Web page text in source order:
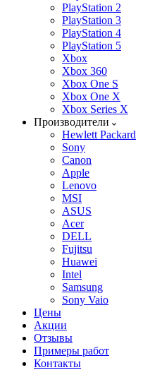
PlayStation 2
PlayStation 3
PlayStation 4
PlayStation 5
Xbox
Xbox 360
Xbox One S
Xbox One X
Xbox Series X
Производители
Hewlett Packard
Sony
Canon
Apple
Lenovo
MSI
ASUS
Acer
DELL
Fujitsu
Huawei
Intel
Samsung
Sony Vaio
Цены
Акции
Отзывы
Примеры работ
Контакты